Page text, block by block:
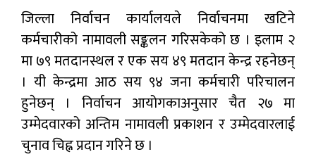
जिल्ला निर्वाचन कार्यालयले निर्वाचनमा खटिने
कर्मचारीको नामावली सङ्कलन गरिसकेको छ । इलाम २
मा ७९ मतदानस्थल र एक सय ४९ मतदान केन्द्र रहनेछन्
। यी केन्द्रमा आठ सय ९४ जना कर्मचारी परिचालन
हुनेछन् । निर्वाचन आयोगकाअनुसार चैत २७ मा
उम्मेदवारको अन्तिम नामावली प्रकाशन र उम्मेदवारलाई
चुनाव चिह्न प्रदान गरिने छ ।